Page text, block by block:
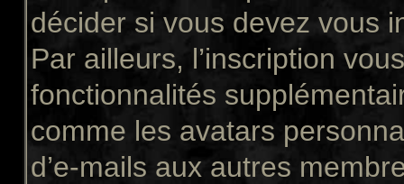
décider si vous devez vous
Par ailleurs, l’inscription
fonctionnalités
comme les avatars
d’e-mails aux autres